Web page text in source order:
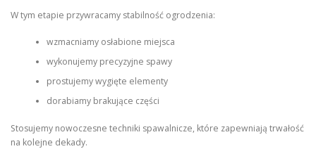
W tym etapie przywracamy stabilność ogrodzenia:
wzmacniamy osłabione miejsca
wykonujemy precyzyjne spawy
prostujemy wygięte elementy
dorabiamy brakujące części
Stosujemy nowoczesne techniki spawalnicze, które zapewniają trwałość
na kolejne dekady.